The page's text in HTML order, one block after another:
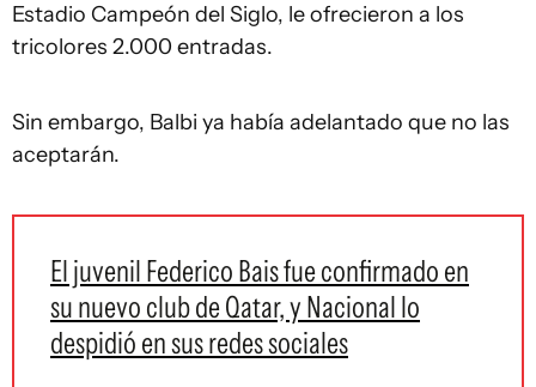
Estadio Campeón del Siglo, le ofrecieron a los
tricolores 2.000 entradas.
Sin embargo, Balbi ya había adelantado que no las
aceptarán.
El juvenil Federico Bais fue confirmado en
su nuevo club de Qatar, y Nacional lo
despidió en sus redes sociales